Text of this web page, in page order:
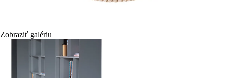
Zobraziť galériu